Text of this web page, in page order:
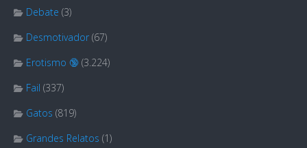
Debate (3)
Desmotivador (67)
Erotismo 🔞 (3.224)
Fail (337)
Gatos (819)
Grandes Relatos (1)